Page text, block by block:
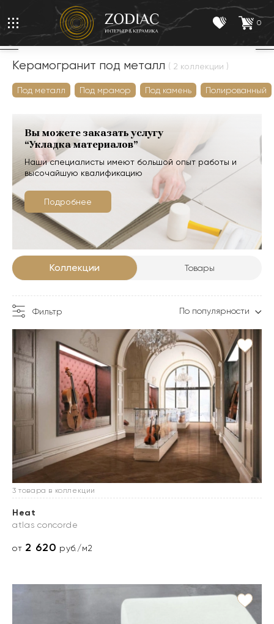
0
Керамогранит под металл ( 2 коллекции )
Под металл Под мрамор Под камень Полированный
Вы можете заказать услугу
“Укладка материалов”
Наши специалисты имеют большой опыт работы и
высочайшую квалификацию
Подробнее
Коллекции Товары
Фильтр По популярности
3 товара в коллекции
Heat
atlas concorde
от 2 620 руб./м2